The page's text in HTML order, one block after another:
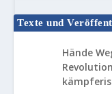
Texte und
Hände